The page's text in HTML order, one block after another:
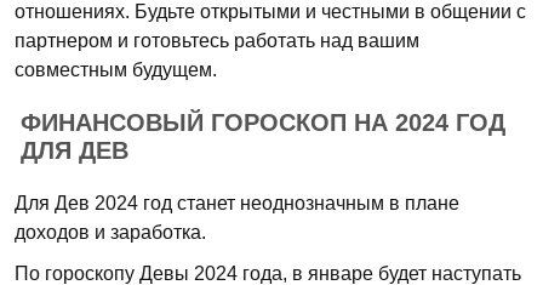
отношениях. Будьте открытыми и честными в общении с
партнером и готовьтесь работать над вашим
совместным будущем.
ФИНАНСОВЫЙ ГОРОСКОП НА 2024 ГОД
ДЛЯ ДЕВ
Для Дев 2024 год станет неоднозначным в плане
доходов и заработка.
По гороскопу Девы 2024 года, в январе будет наступать